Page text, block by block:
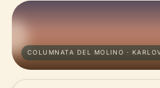
COLUMNATA DEL MOLINO ·